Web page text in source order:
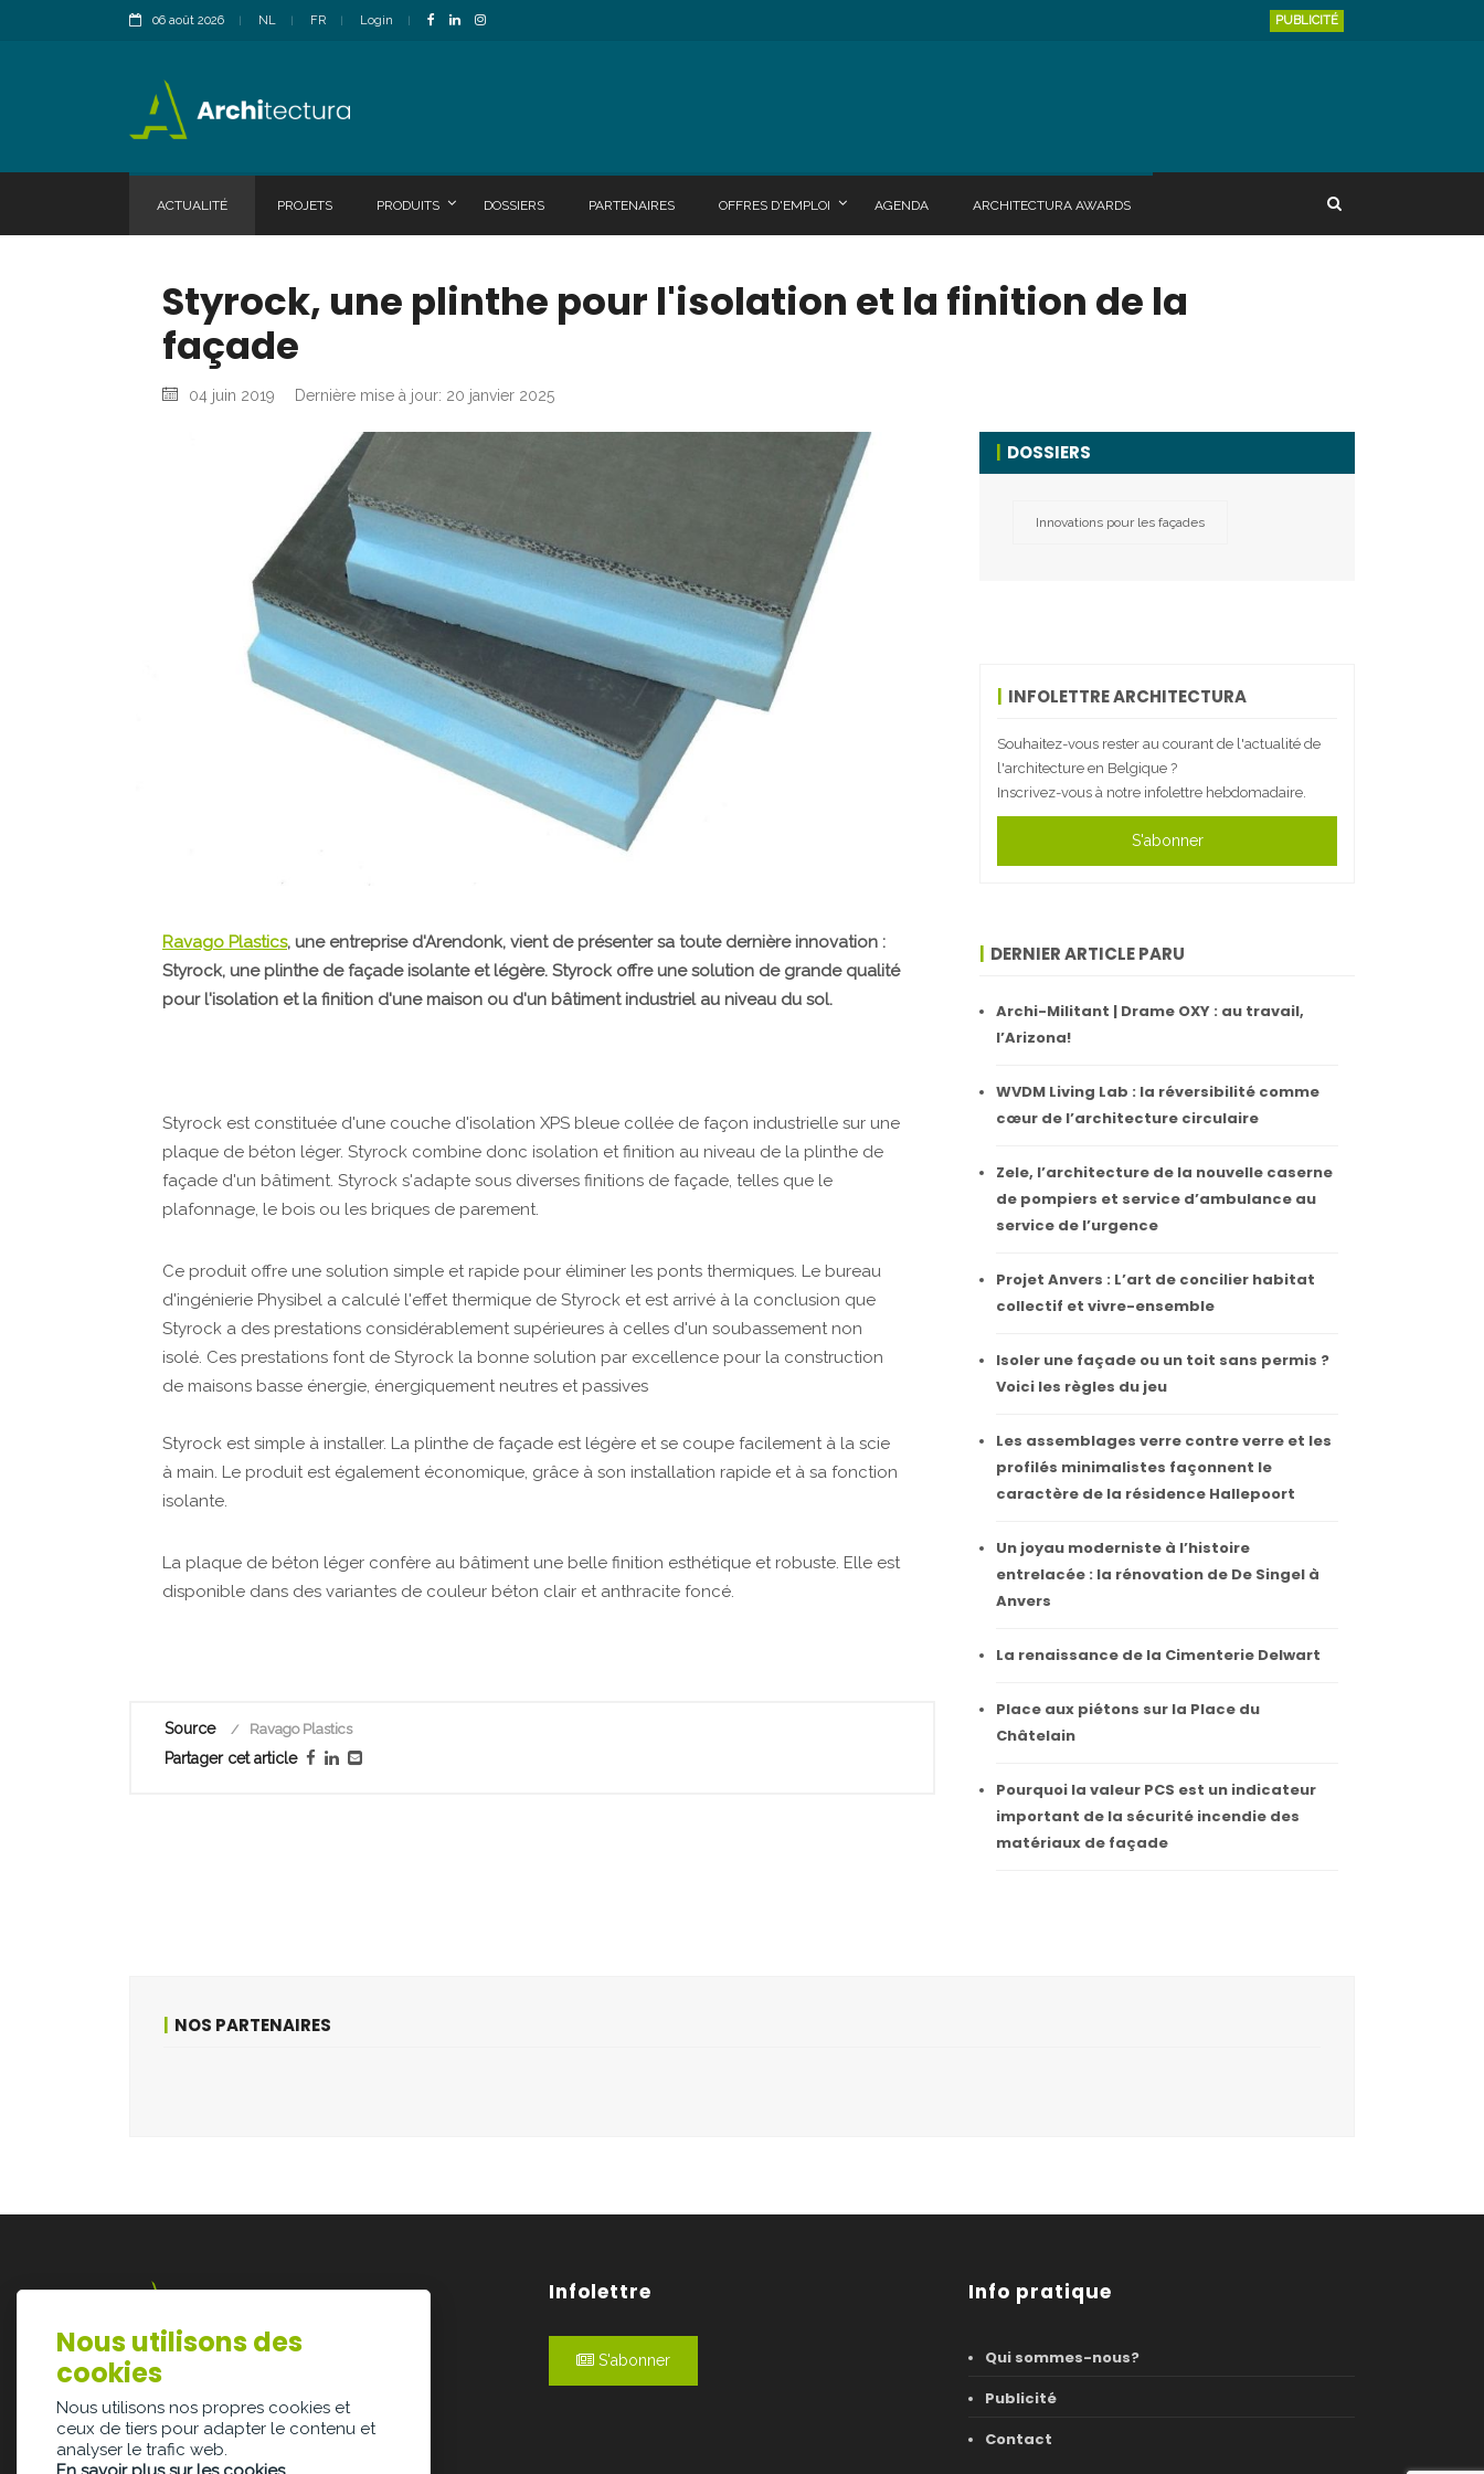
06 août 2026 NL FR Login PUBLICITÉ
ACTUALITÉ PROJETS PRODUITS DOSSIERS PARTENAIRES OFFRES D'EMPLOI AGENDA ARCHITECTURA AWARDS
Styrock, une plinthe pour l'isolation et la finition de la
façade
04 juin 2019 Dernière mise à jour: 20 janvier 2025
Ravago Plastics, une entreprise d'Arendonk, vient de présenter sa toute dernière innovation :
Styrock, une plinthe de façade isolante et légère. Styrock offre une solution de grande qualité
pour l'isolation et la finition d'une maison ou d'un bâtiment industriel au niveau du sol.
Styrock est constituée d'une couche d'isolation XPS bleue collée de façon industrielle sur une
plaque de béton léger. Styrock combine donc isolation et finition au niveau de la plinthe de
façade d'un bâtiment. Styrock s'adapte sous diverses finitions de façade, telles que le
plafonnage, le bois ou les briques de parement.
Ce produit offre une solution simple et rapide pour éliminer les ponts thermiques. Le bureau
d'ingénierie Physibel a calculé l'effet thermique de Styrock et est arrivé à la conclusion que
Styrock a des prestations considérablement supérieures à celles d'un soubassement non
isolé. Ces prestations font de Styrock la bonne solution par excellence pour la construction
de maisons basse énergie, énergiquement neutres et passives
Styrock est simple à installer. La plinthe de façade est légère et se coupe facilement à la scie
à main. Le produit est également économique, grâce à son installation rapide et à sa fonction
isolante.
La plaque de béton léger confère au bâtiment une belle finition esthétique et robuste. Elle est
disponible dans des variantes de couleur béton clair et anthracite foncé.
Source Ravago Plastics
Partager cet article
DOSSIERS
Innovations pour les façades
INFOLETTRE ARCHITECTURA
Souhaitez-vous rester au courant de l'actualité de
l'architecture en Belgique ?
Inscrivez-vous à notre infolettre hebdomadaire.
S'abonner
DERNIER ARTICLE PARU
Archi-Militant | Drame OXY : au travail,
l’Arizona!
WVDM Living Lab : la réversibilité comme
cœur de l’architecture circulaire
Zele, l’architecture de la nouvelle caserne
de pompiers et service d’ambulance au
service de l’urgence
Projet Anvers : L’art de concilier habitat
collectif et vivre-ensemble
Isoler une façade ou un toit sans permis ?
Voici les règles du jeu
Les assemblages verre contre verre et les
profilés minimalistes façonnent le
caractère de la résidence Hallepoort
Un joyau moderniste à l’histoire
entrelacée : la rénovation de De Singel à
Anvers
La renaissance de la Cimenterie Delwart
Place aux piétons sur la Place du
Châtelain
Pourquoi la valeur PCS est un indicateur
important de la sécurité incendie des
matériaux de façade
NOS PARTENAIRES
Lazarijstraat 168
3500 Hasselt
Infolettre
S'abonner
Info pratique
Qui sommes-nous?
Publicité
Contact
Nous utilisons des
cookies
Nous utilisons nos propres cookies et
ceux de tiers pour adapter le contenu et
analyser le trafic web.